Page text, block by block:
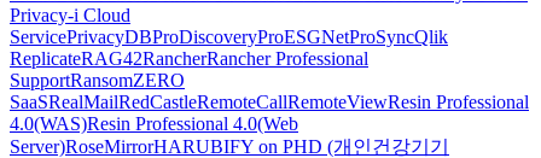
Privacy-i Cloud
ServicePrivacyDBProDiscoveryProESGNetProSyncQlik
ReplicateRAG42RancherRancher Professional
SupportRansomZERO
SaaSRealMailRedCastleRemoteCallRemoteViewResin Professional
4.0(WAS)Resin Professional 4.0(Web
Server)RoseMirrorHARUBIFY on PHD (개인건강기기